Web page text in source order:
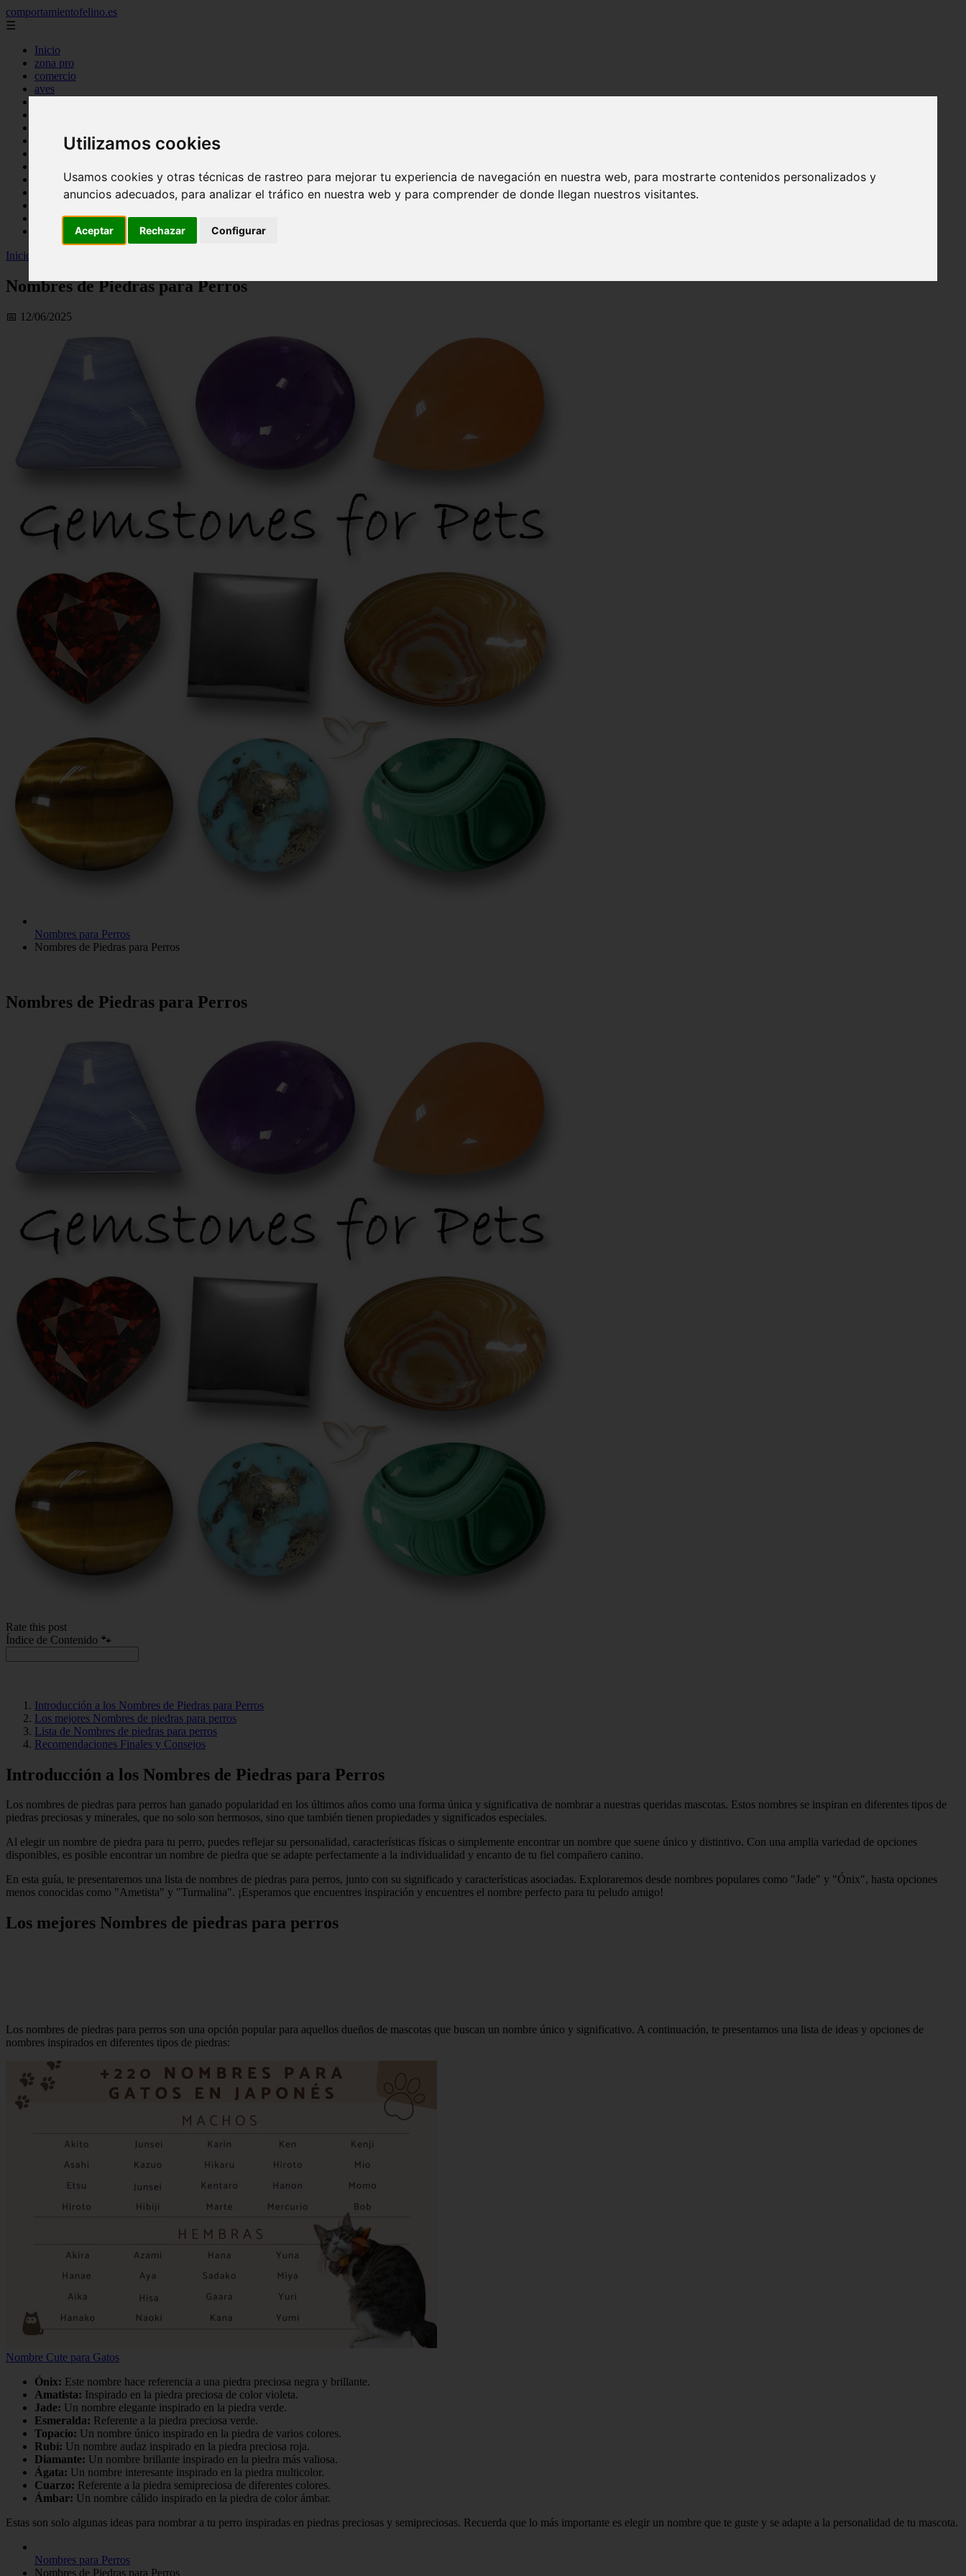
Utilizamos cookies
Usamos cookies y otras técnicas de rastreo para mejorar tu experiencia de navegación en nuestra web, para mostrarte contenidos personalizados y
anuncios adecuados, para analizar el tráfico en nuestra web y para comprender de donde llegan nuestros visitantes.
Aceptar Rechazar Configurar
comportamientofelino.es
☰
Inicio
zona pro
comercio
aves
acuariofilia
articulos
nombres para gatos
novedades
uncategorized
Inicio
Nombres de Piedras para Perros
📅 12/06/2025
Nombres para Perros
Nombres de Piedras para Perros
Nombres de Piedras para Perros
Rate this post
Índice de Contenido 🐾
Introducción a los Nombres de Piedras para Perros
Los mejores Nombres de piedras para perros
Lista de Nombres de piedras para perros
Recomendaciones Finales y Consejos
Introducción a los Nombres de Piedras para Perros
Los nombres de piedras para perros han ganado popularidad en los últimos años como una forma única y significativa de nombrar a nuestras queridas mascotas. Estos nombres se inspiran en diferentes tipos de
piedras preciosas y minerales, que no solo son hermosos, sino que también tienen propiedades y significados especiales.
Al elegir un nombre de piedra para tu perro, puedes reflejar su personalidad, características físicas o simplemente encontrar un nombre que suene único y distintivo. Con una amplia variedad de opciones
disponibles, es posible encontrar un nombre de piedra que se adapte perfectamente a la individualidad y encanto de tu fiel compañero canino.
En esta guía, te presentaremos una lista de nombres de piedras para perros, junto con su significado y características asociadas. Exploraremos desde nombres populares como "Jade" y "Ónix", hasta opciones
menos conocidas como "Ametista" y "Turmalina". ¡Esperamos que encuentres inspiración y encuentres el nombre perfecto para tu peludo amigo!
Los mejores Nombres de piedras para perros
Los nombres de piedras para perros son una opción popular para aquellos dueños de mascotas que buscan un nombre único y significativo. A continuación, te presentamos una lista de ideas y opciones de
nombres inspirados en diferentes tipos de piedras:
Nombre Cute para Gatos
Ónix: Este nombre hace referencia a una piedra preciosa negra y brillante.
Amatista: Inspirado en la piedra preciosa de color violeta.
Jade: Un nombre elegante inspirado en la piedra verde.
Esmeralda: Referente a la piedra preciosa verde.
Topacio: Un nombre único inspirado en la piedra de varios colores.
Rubí: Un nombre audaz inspirado en la piedra preciosa roja.
Diamante: Un nombre brillante inspirado en la piedra más valiosa.
Ágata: Un nombre interesante inspirado en la piedra multicolor.
Cuarzo: Referente a la piedra semipreciosa de diferentes colores.
Ámbar: Un nombre cálido inspirado en la piedra de color ámbar.
Estas son solo algunas ideas para nombrar a tu perro inspiradas en piedras preciosas y semipreciosas. Recuerda que lo más importante es elegir un nombre que te guste y se adapte a la personalidad de tu mascota.
Nombres para Perros
Nombres de Piedras para Perros